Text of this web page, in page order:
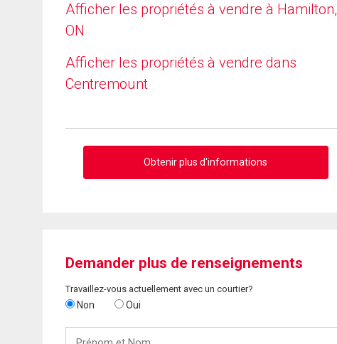
Afficher les propriétés à vendre à Hamilton,
ON
Afficher les propriétés à vendre dans
Centremount
Obtenir plus d'informations
Demander plus de renseignements
Travaillez-vous actuellement avec un courtier?
Non Oui